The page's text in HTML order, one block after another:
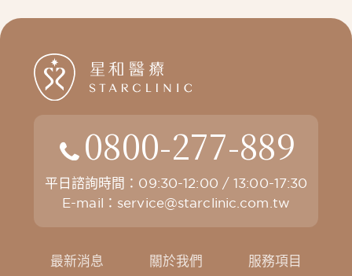
0800-277-889
平日諮詢時間：09:30-12:00 / 13:00-17:30
E-mail： service@starclinic.com.tw
最新消息 關於我們 服務項目